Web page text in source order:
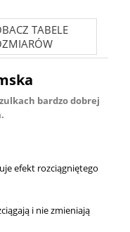
TABELE
bardzo dobrej
efekt rozciągniętego
i nie zmieniają